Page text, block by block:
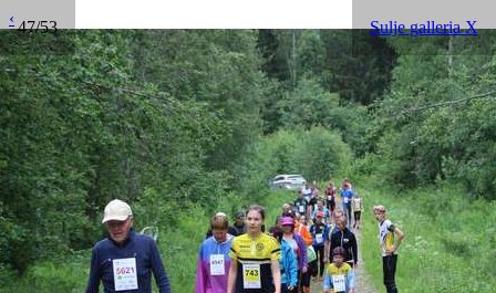
47/53 Sulje galleria X
‹